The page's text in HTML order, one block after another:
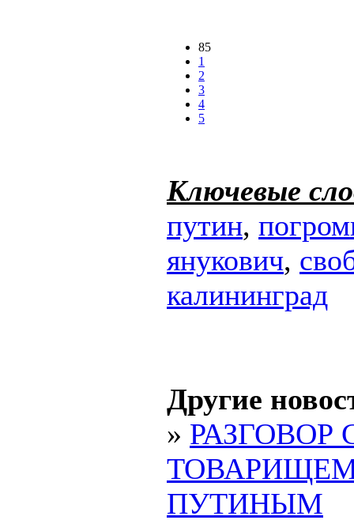
85
1
2
3
4
5
Ключевые
путин,
янукович,
калининград
Другие
» РАЗГОВОР
ПУТИНЫМ